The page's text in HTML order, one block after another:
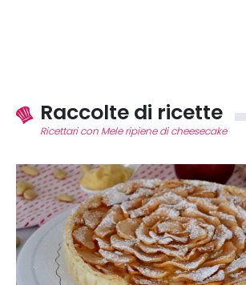
Raccolte di ricette
Ricettari con Mele ripiene di cheesecake